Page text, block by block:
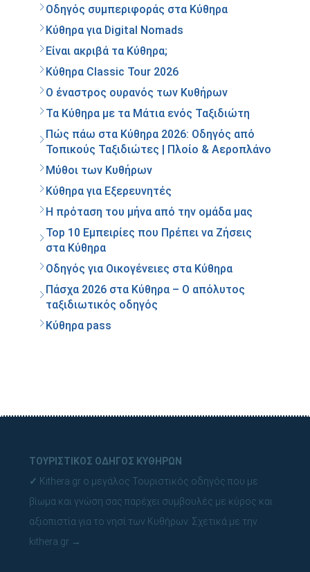
Οδηγός συμπεριφοράς στα Κύθηρα
Κύθηρα για Digital Nomads
Είναι ακριβά τα Κύθηρα;
Κύθηρα Classic Tour 2026
Ο έναστρος ουρανός των Κυθήρων
Τα Κύθηρα με τα Μάτια ενός Ταξιδιώτη
Πώς πάω στα Κύθηρα 2026: Οδηγός από
Τοπικούς Ταξιδιώτες | Πλοίο & Αεροπλάνο
Μύθοι των Κυθήρων
Κύθηρα για Εξερευνητές
Η πρόταση του μήνα από την ομάδα μας
Top 10 Εμπειρίες που Πρέπει να Ζήσεις
στα Κύθηρα
Οδηγός για Οικογένειες στα Κύθηρα
Πάσχα 2026 στα Κύθηρα – Ο απόλυτος
ταξιδιωτικός οδηγός
Κύθηρα pass
ΤΟΥΡΙΣΤΙΚΟΣ ΟΔΗΓΟΣ ΚΥΘΗΡΩΝ
✓ Kithera.gr ο μεγάλος Τουριστικός οδηγός που με
βίωμα και γνώση σας παρέχει συμβουλές με κύρος και
αξιοπιστία για το νησί των Κυθήρων. Σχετικά με την
kithera.gr →